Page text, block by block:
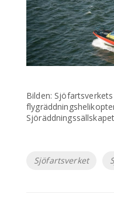
Bilden:
Etiketter
Sjöfartsverket